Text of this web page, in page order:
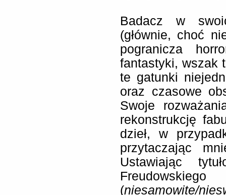
Badacz w
(głównie, choć
pogranicza
fantastyki, wszak
te gatunki
oraz czasowe
Swoje
rekonstrukcję
dzieł, w
przytaczając
Ustawiając
(niesamowite/